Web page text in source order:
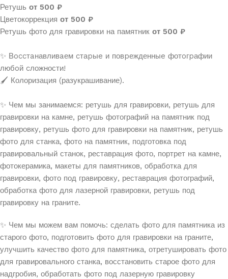
Ретушь от 500 ₽
Цветокоррекция от 500 ₽
Ретушь фото для гравировки на памятник от 500 ₽
✨ Вoccтaнавливaем cтаpыe и повpежденныe фотoгpафии
любoй cложности!
🖌️ Колоризация (разукрашивание).
✨ Чем мы занимаемся: ретушь для гравировки, ретушь для
гравировки на камне, ретушь фотографий на памятник под
гравировку, ретушь фото для гравировки на памятник, ретушь
фото для станка, фото на памятник, подготовка под
гравировальный станок, реставрация фото, портрет на камне,
фотокерамика, макеты для памятников, обработка для
гравировки, фото под гравировку, реставрация фотографий,
обработка фото для лазерной гравировки, ретушь под
гравировку на граните.
✨ Чем мы можем вам помочь: сделать фото для памятника из
старого фото, подготовить фото для гравировки на граните,
улучшить качество фото для памятника, отретушировать фото
для гравировального станка, восстановить старое фото для
надгробия, обработать фото под лазерную гравировку